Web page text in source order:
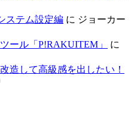
ステム設定編 に ジョーカー
ール「P!RAKUITEM」
に
造して高級感を出したい！